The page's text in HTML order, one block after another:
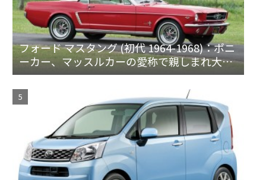
フォード マスタング (初代 1964-1968)：ポニ
ーカー、マッスルカーの愛称で親しまれ大ヒ
ット